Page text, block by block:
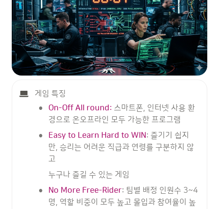
게임 특징
• On-Off All round: 스마트폰, 인터넷 사용 환
경으로 온오프라인 모두 가능한 프로그램
• Easy to Learn Hard to WIN: 즐기기 쉽지
만, 승리는 어려운 직급과 연령를 구분하지 않
고
누구나 즐길 수 있는 게임
• No More Free-Rider: 팀별 배정 인원수 3~4
명, 역할 비중이 모두 높고 몰입과 참여율이 높